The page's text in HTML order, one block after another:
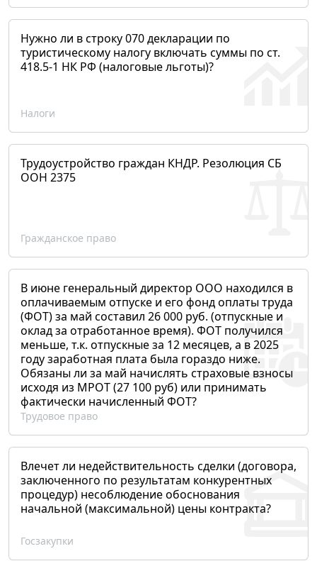
Нужно ли в строку 070 декларации по
туристическому налогу включать суммы по ст.
418.5-1 НК РФ (налоговые льготы)?
Налоги
Трудоустройство граждан КНДР. Резолюция СБ
ООН 2375
Гражданское право
В июне генеральный директор ООО находился в
оплачиваемым отпуске и его фонд оплаты труда
(ФОТ) за май составил 26 000 руб. (отпускные и
оклад за отработанное время). ФОТ получился
меньше, т.к. отпускные за 12 месяцев, а в 2025
году заработная плата была гораздо ниже.
Обязаны ли за май начислять страховые взносы
исходя из МРОТ (27 100 руб) или принимать
фактически начисленный ФОТ?
Трудовое право
Влечет ли недействительность сделки (договора,
заключенного по результатам конкурентных
процедур) несоблюдение обоснования
начальной (максимальной) цены контракта?
Госзакупки